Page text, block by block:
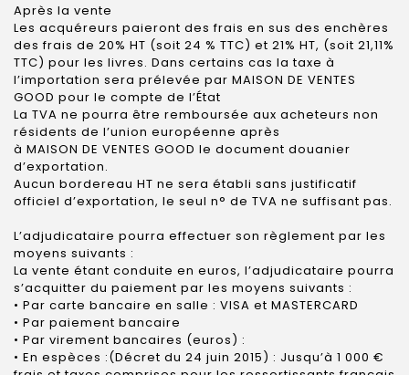
Après la vente
Les acquéreurs paieront des frais en sus des enchères
des frais de 20% HT (soit 24 % TTC) et 21% HT, (soit 21,11%
TTC) pour les livres. Dans certains cas la taxe à
l’importation sera prélevée par MAISON DE VENTES
GOOD pour le compte de l’État
La TVA ne pourra être remboursée aux acheteurs non
résidents de l’union européenne après
à MAISON DE VENTES GOOD le document douanier
d’exportation.
Aucun bordereau HT ne sera établi sans justificatif
officiel d’exportation, le seul n° de TVA ne suffisant pas.
L’adjudicataire pourra effectuer son règlement par les
moyens suivants :
La vente étant conduite en euros, l’adjudicataire pourra
s’acquitter du paiement par les moyens suivants :
• Par carte bancaire en salle : VISA et MASTERCARD
• Par paiement bancaire
• Par virement bancaires (euros) :
• En espèces :(Décret du 24 juin 2015) : Jusqu’à 1 000 €